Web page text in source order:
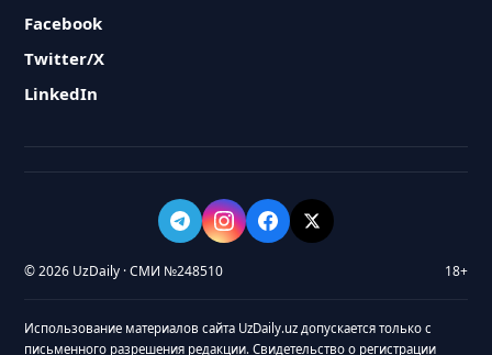
Facebook
Twitter/X
LinkedIn
© 2026 UzDaily · СМИ №248510 18+
Использование материалов сайта UzDaily.uz допускается только с
письменного разрешения редакции. Свидетельство о регистрации